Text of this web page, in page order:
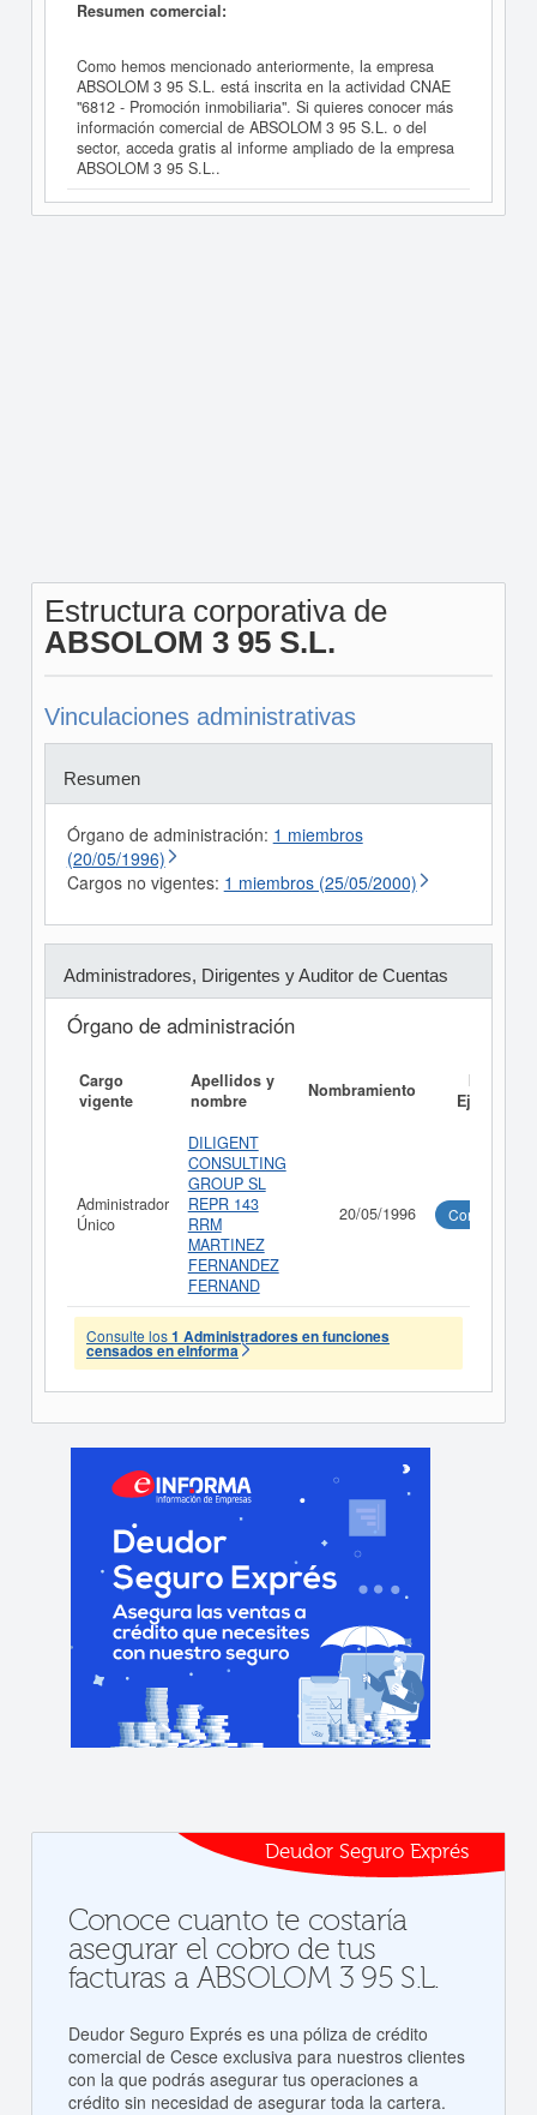
Resumen comercial:
Como hemos mencionado anteriormente, la empresa
ABSOLOM 3 95 S.L. está inscrita en la actividad CNAE
"6812 - Promoción inmobiliaria". Si quieres conocer más
información comercial de ABSOLOM 3 95 S.L. o del
sector, acceda gratis al informe ampliado de la empresa
ABSOLOM 3 95 S.L..
Estructura corporativa de
ABSOLOM 3 95 S.L.
Vinculaciones administrativas
Resumen
Órgano de administración: 1 miembros
(20/05/1996)
Cargos no vigentes: 1 miembros (25/05/2000)
Administradores, Dirigentes y Auditor de Cuentas
Órgano de administración
Cargo
vigente
Apellidos y
nombre
Nombramiento
Informe
Ejecutivo
Administrador
Único
DILIGENT
CONSULTING
GROUP SL
REPR 143
RRM
MARTINEZ
FERNANDEZ
FERNAND
20/05/1996 Consultar
Consulte los1 Administradores en funciones
censados en eInforma
Deudor Seguro Exprés
Conoce cuanto te costaría
asegurar el cobro de tus
facturas a ABSOLOM 3 95 S.L.
Deudor Seguro Exprés es una póliza de crédito
comercial de Cesce exclusiva para nuestros clientes
con la que podrás asegurar tus operaciones a
crédito sin necesidad de asegurar toda la cartera.